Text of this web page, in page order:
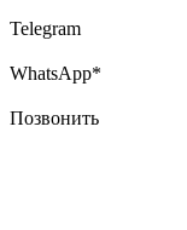
Telegram
WhatsApp*
Позвонить